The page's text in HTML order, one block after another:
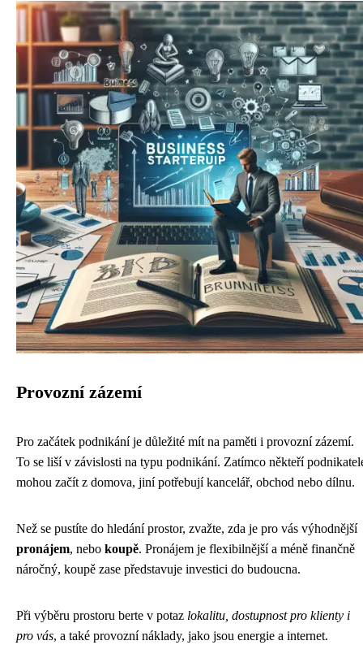
Provozní zázemí
Pro začátek podnikání je důležité mít na paměti i provozní zázemí.
To se liší v závislosti na typu podnikání. Zatímco někteří
mohou začít z domova, jiní potřebují kancelář, obchod nebo dílnu.
Než se pustíte do hledání prostor, zvažte, zda je pro vás výhodnější
pronájem, nebo koupě. Pronájem je flexibilnější a méně finančně
náročný, koupě zase představuje investici do budoucna.
Při výběru prostoru berte v potaz lokalitu, dostupnost pro klienty i
pro vás, a také provozní náklady, jako jsou energie a internet.